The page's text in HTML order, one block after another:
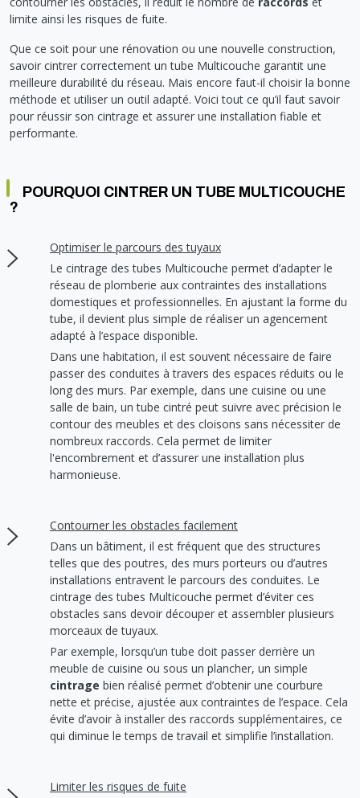
RACCORD PE (POLYÉTHYLÈNE)
RACCORD INOX
TUBE LAITON ET ECROU
TUYAU SOUPLE
KIT FIXATION MURAL
ROBINET
FIXATION ET SUPPORT
RÉDUCTEUR DE PRESSION
COMPTEUR ET ACCESSOIRE
FILTRATION
Soupape différentielle
Température
Vanne de Température
Vanne de zone
Vanne équilibrage
Vanne mélangeuse
SOLAIRE
CHAUDIÈRE
TUBAGE CHEMINÉE CHAUDIÈRE POÊLE
EQUIPEMENT INDUSTRIEL
COLLIER ET FIXATION
CONNEXION
CÂBLE
GAINE
LAMPE ET TORCHE
SYSTÈMES DE SÉCURITÉ
VMC ET VENTILATION
TRAPPE CHATIÈRE ET HUBLOT
PLOMBERIE PER
VOTRE SOLUTION CHAUFFAGE
limite ainsi les risques de fuite.
Que ce soit pour une rénovation ou une nouvelle construction,
savoir cintrer correctement un tube Multicouche garantit une
meilleure durabilité du réseau. Mais encore faut-il choisir la bonne
méthode et utiliser un outil adapté. Voici tout ce qu’il faut savoir
pour réussir son cintrage et assurer une installation fiable et
performante.
POURQUOI CINTRER UN TUBE MULTICOUCHE
?
Optimiser le parcours des tuyaux
Le cintrage des tubes Multicouche permet d’adapter le
réseau de plomberie aux contraintes des installations
domestiques et professionnelles. En ajustant la forme du
tube, il devient plus simple de réaliser un agencement
adapté à l’espace disponible.
Dans une habitation, il est souvent nécessaire de faire
passer des conduites à travers des espaces réduits ou le
long des murs. Par exemple, dans une cuisine ou une
salle de bain, un tube cintré peut suivre avec précision le
contour des meubles et des cloisons sans nécessiter de
nombreux raccords. Cela permet de limiter
l'encombrement et d’assurer une installation plus
harmonieuse.
Contourner les obstacles facilement
Dans un bâtiment, il est fréquent que des structures
telles que des poutres, des murs porteurs ou d’autres
installations entravent le parcours des conduites. Le
cintrage des tubes Multicouche permet d’éviter ces
obstacles sans devoir découper et assembler plusieurs
morceaux de tuyaux.
Par exemple, lorsqu’un tube doit passer derrière un
meuble de cuisine ou sous un plancher, un simple
cintrage bien réalisé permet d’obtenir une courbure
nette et précise, ajustée aux contraintes de l’espace. Cela
évite d’avoir à installer des raccords supplémentaires, ce
qui diminue le temps de travail et simplifie l’installation.
Limiter les risques de fuite